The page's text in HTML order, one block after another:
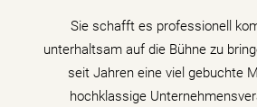
Sie schafft es professionell
unterhaltsam auf die Bühne zu
seit Jahren eine viel gebuchte
hochklassige
mehr